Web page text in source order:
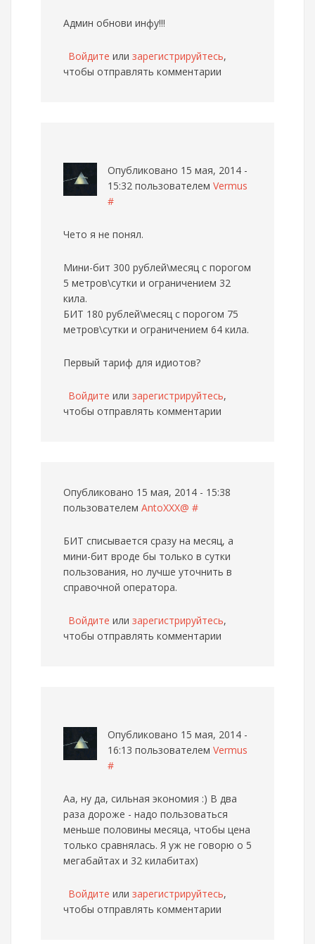
Админ обнови инфу!!!
Войдите или зарегистрируйтесь,
чтобы отправлять комментарии
Опубликовано 15 мая, 2014 -
15:32 пользователем Vermus
#
Чето я не понял.
Мини-бит 300 рублей\месяц с порогом
5 метров\сутки и ограничением 32
кила.
БИТ 180 рублей\месяц с порогом 75
метров\сутки и ограничением 64 кила.
Первый тариф для идиотов?
Войдите или зарегистрируйтесь,
чтобы отправлять комментарии
Опубликовано 15 мая, 2014 - 15:38
пользователем AntoXXX@ #
БИТ списывается сразу на месяц, а
мини-бит вроде бы только в сутки
пользования, но лучше уточнить в
справочной оператора.
Войдите или зарегистрируйтесь,
чтобы отправлять комментарии
Опубликовано 15 мая, 2014 -
16:13 пользователем Vermus
#
Аа, ну да, сильная экономия :) В два
раза дороже - надо пользоваться
меньше половины месяца, чтобы цена
только сравнялась. Я уж не говорю о 5
мегабайтах и 32 килабитах)
Войдите или зарегистрируйтесь,
чтобы отправлять комментарии